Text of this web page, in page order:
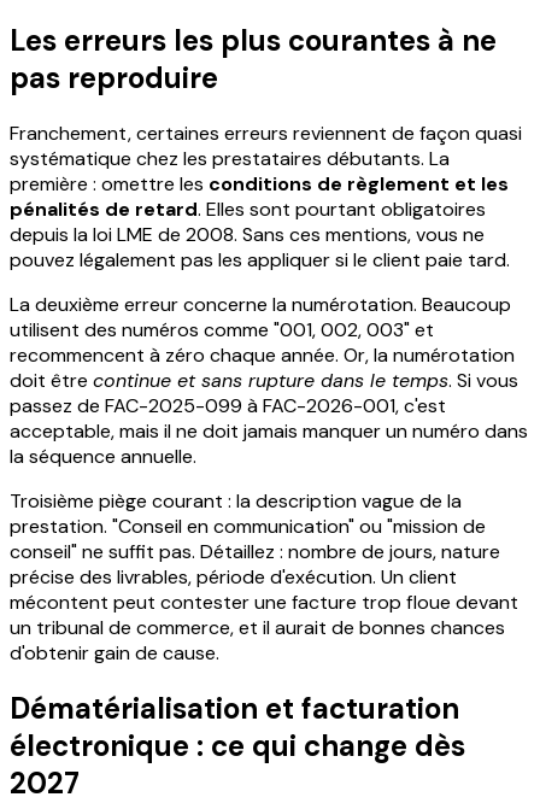
Les erreurs les plus courantes à ne
pas reproduire
Franchement, certaines erreurs reviennent de façon quasi
systématique chez les prestataires débutants. La
première : omettre les conditions de règlement et les
pénalités de retard. Elles sont pourtant obligatoires
depuis la loi LME de 2008. Sans ces mentions, vous ne
pouvez légalement pas les appliquer si le client paie tard.
La deuxième erreur concerne la numérotation. Beaucoup
utilisent des numéros comme "001, 002, 003" et
recommencent à zéro chaque année. Or, la numérotation
doit être continue et sans rupture dans le temps. Si vous
passez de FAC-2025-099 à FAC-2026-001, c'est
acceptable, mais il ne doit jamais manquer un numéro dans
la séquence annuelle.
Troisième piège courant : la description vague de la
prestation. "Conseil en communication" ou "mission de
conseil" ne suffit pas. Détaillez : nombre de jours, nature
précise des livrables, période d'exécution. Un client
mécontent peut contester une facture trop floue devant
un tribunal de commerce, et il aurait de bonnes chances
d'obtenir gain de cause.
Dématérialisation et facturation
électronique : ce qui change dès
2027